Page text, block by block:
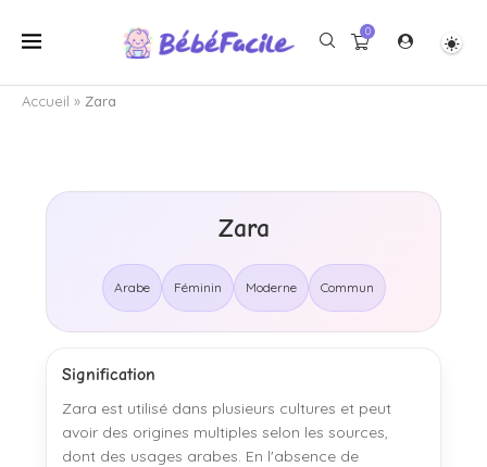
0
Accueil » Zara
Zara
Arabe Féminin Moderne Commun
Signification
Zara est utilisé dans plusieurs cultures et peut
avoir des origines multiples selon les sources,
dont des usages arabes. En l'absence de